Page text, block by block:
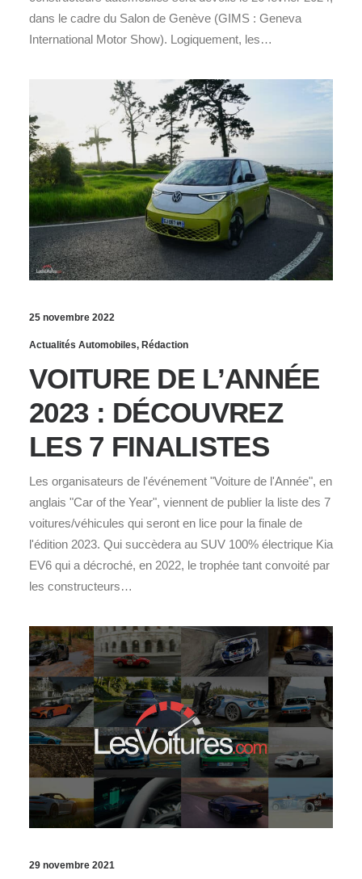
dans le cadre du Salon de Genève (GIMS : Geneva
International Motor Show). Logiquement, les…
25 novembre 2022
Actualités Automobiles, Rédaction
VOITURE DE L’ANNÉE
2023 : DÉCOUVREZ
LES 7 FINALISTES
Les organisateurs de l'événement "Voiture de l'Année", en
anglais "Car of the Year", viennent de publier la liste des 7
voitures/véhicules qui seront en lice pour la finale de
l'édition 2023. Qui succèdera au SUV 100% électrique Kia
EV6 qui a décroché, en 2022, le trophée tant convoité par
les constructeurs…
29 novembre 2021